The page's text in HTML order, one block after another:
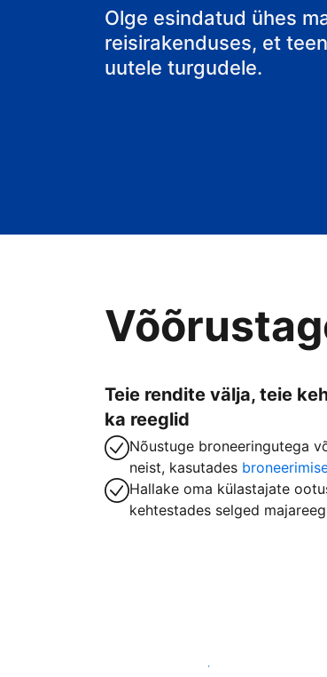
Olge esindatud ühes
reisirakenduses, et
uutele turgudele.
Teie rendite välja, teie
ka reeglid
Nõustuge broneeringutega
neist, kasutades
Hallake oma külastajate
kehtestades selged
Võõrusta meiega juba täna